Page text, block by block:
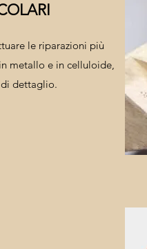
le riparazioni più
metallo e in celluloide,
dettaglio.